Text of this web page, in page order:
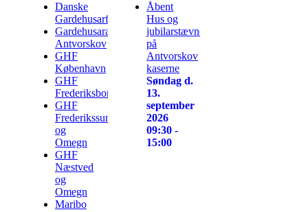
Danske
Gardehusarforeninger
Gardehusarafdeling
Antvorskov
GHF
København
GHF
Frederiksborg
GHF
Frederikssund
og
Omegn
GHF
Næstved
og
Omegn
Maribo
Åbent
Hus og
jubilarstævne
på
Antvorskov
kaserne
Søndag d.
13.
september
2026
09:30 -
15:00